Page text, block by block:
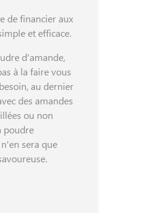
de financier aux
et efficace.
d'amande,
à la faire vous
au dernier
des amandes
ou non
poudre
sera que